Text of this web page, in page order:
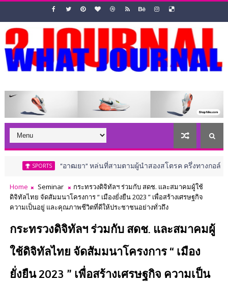
“อาฒยา” หล่นที่สามตามผู้นำสองสโตรค ครึ่งทางกอล์ฟ เอไอจี วีเ
Home Seminar
กระทรวงดิจิทัลฯ ร่วมกับ สดช. และสมาคมผู้ใช้
ดิจิทัลไทย จัดสัมมนาโครงการ “ เมืองยั่งยืน 2023 ” เพื่อสร้างเศรษฐกิจ
ความเป็นอยู่ และคุณภาพชีวิตที่ดีให้ประชาชนอย่างทั่วถึง
กระทรวงดิจิทัลฯ ร่วมกับ สดช. และสมาคมผู้
ใช้ดิจิทัลไทย จัดสัมมนาโครงการ “ เมือง
ยั่งยืน 2023 ” เพื่อสร้างเศรษฐกิจ ความเป็น